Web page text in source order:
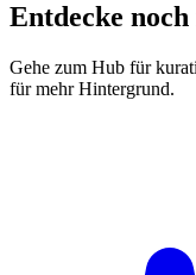
Entdecke
Gehe zum Hub für
für mehr Hintergrund.